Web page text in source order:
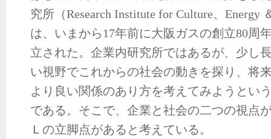
究所（Research Institute for Culture、Energy
は、いまから17年前に大阪ガスの創立80周
立された。企業内研究所ではあるが、少し
い視野でこれからの社会の動きを探り、将
より良い関係のあり方を考えてみようとい
である。そこで、企業と社会の二つの視点
Ｌの立脚点があると考えている。